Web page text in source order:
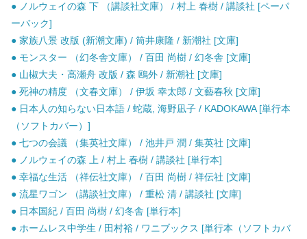
● ノルウェイの森 下 （講談社文庫） / 村上 春樹 / 講談社 [ペーパ
ーバック]
● 家族八景 改版 (新潮文庫) / 筒井康隆 / 新潮社 [文庫]
● モンスター （幻冬舎文庫） / 百田 尚樹 / 幻冬舎 [文庫]
● 山椒大夫・高瀬舟 改版 / 森 鴎外 / 新潮社 [文庫]
● 死神の精度 （文春文庫） / 伊坂 幸太郎 / 文藝春秋 [文庫]
● 日本人の知らない日本語 / 蛇蔵, 海野凪子 / KADOKAWA [単行本
（ソフトカバー）]
● 七つの会議 （集英社文庫） / 池井戸 潤 / 集英社 [文庫]
● ノルウェイの森 上 / 村上 春樹 / 講談社 [単行本]
● 幸福な生活 （祥伝社文庫） / 百田 尚樹 / 祥伝社 [文庫]
● 流星ワゴン （講談社文庫） / 重松 清 / 講談社 [文庫]
● 日本国紀 / 百田 尚樹 / 幻冬舎 [単行本]
● ホームレス中学生 / 田村裕 / ワニブックス [単行本（ソフトカバ